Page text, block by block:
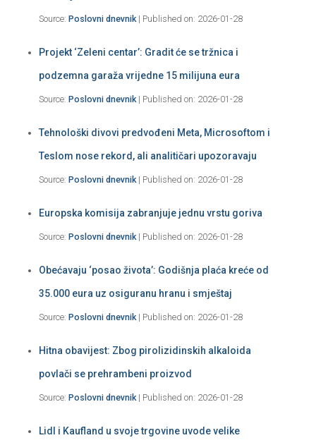
Source: Poslovni dnevnik Published on: 2026-01-28
Projekt ‘Zeleni centar’: Gradit će se tržnica i
podzemna garaža vrijedne 15 milijuna eura
Source: Poslovni dnevnik Published on: 2026-01-28
Tehnološki divovi predvođeni Meta, Microsoftom i
Teslom nose rekord, ali analitičari upozoravaju
Source: Poslovni dnevnik Published on: 2026-01-28
Europska komisija zabranjuje jednu vrstu goriva
Source: Poslovni dnevnik Published on: 2026-01-28
Obećavaju ‘posao života’: Godišnja plaća kreće od
35.000 eura uz osiguranu hranu i smještaj
Source: Poslovni dnevnik Published on: 2026-01-28
Hitna obavijest: Zbog pirolizidinskih alkaloida
povlači se prehrambeni proizvod
Source: Poslovni dnevnik Published on: 2026-01-28
Lidl i Kaufland u svoje trgovine uvode velike